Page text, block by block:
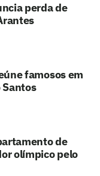
perda de
famosos em
Santos
de
olímpico pelo